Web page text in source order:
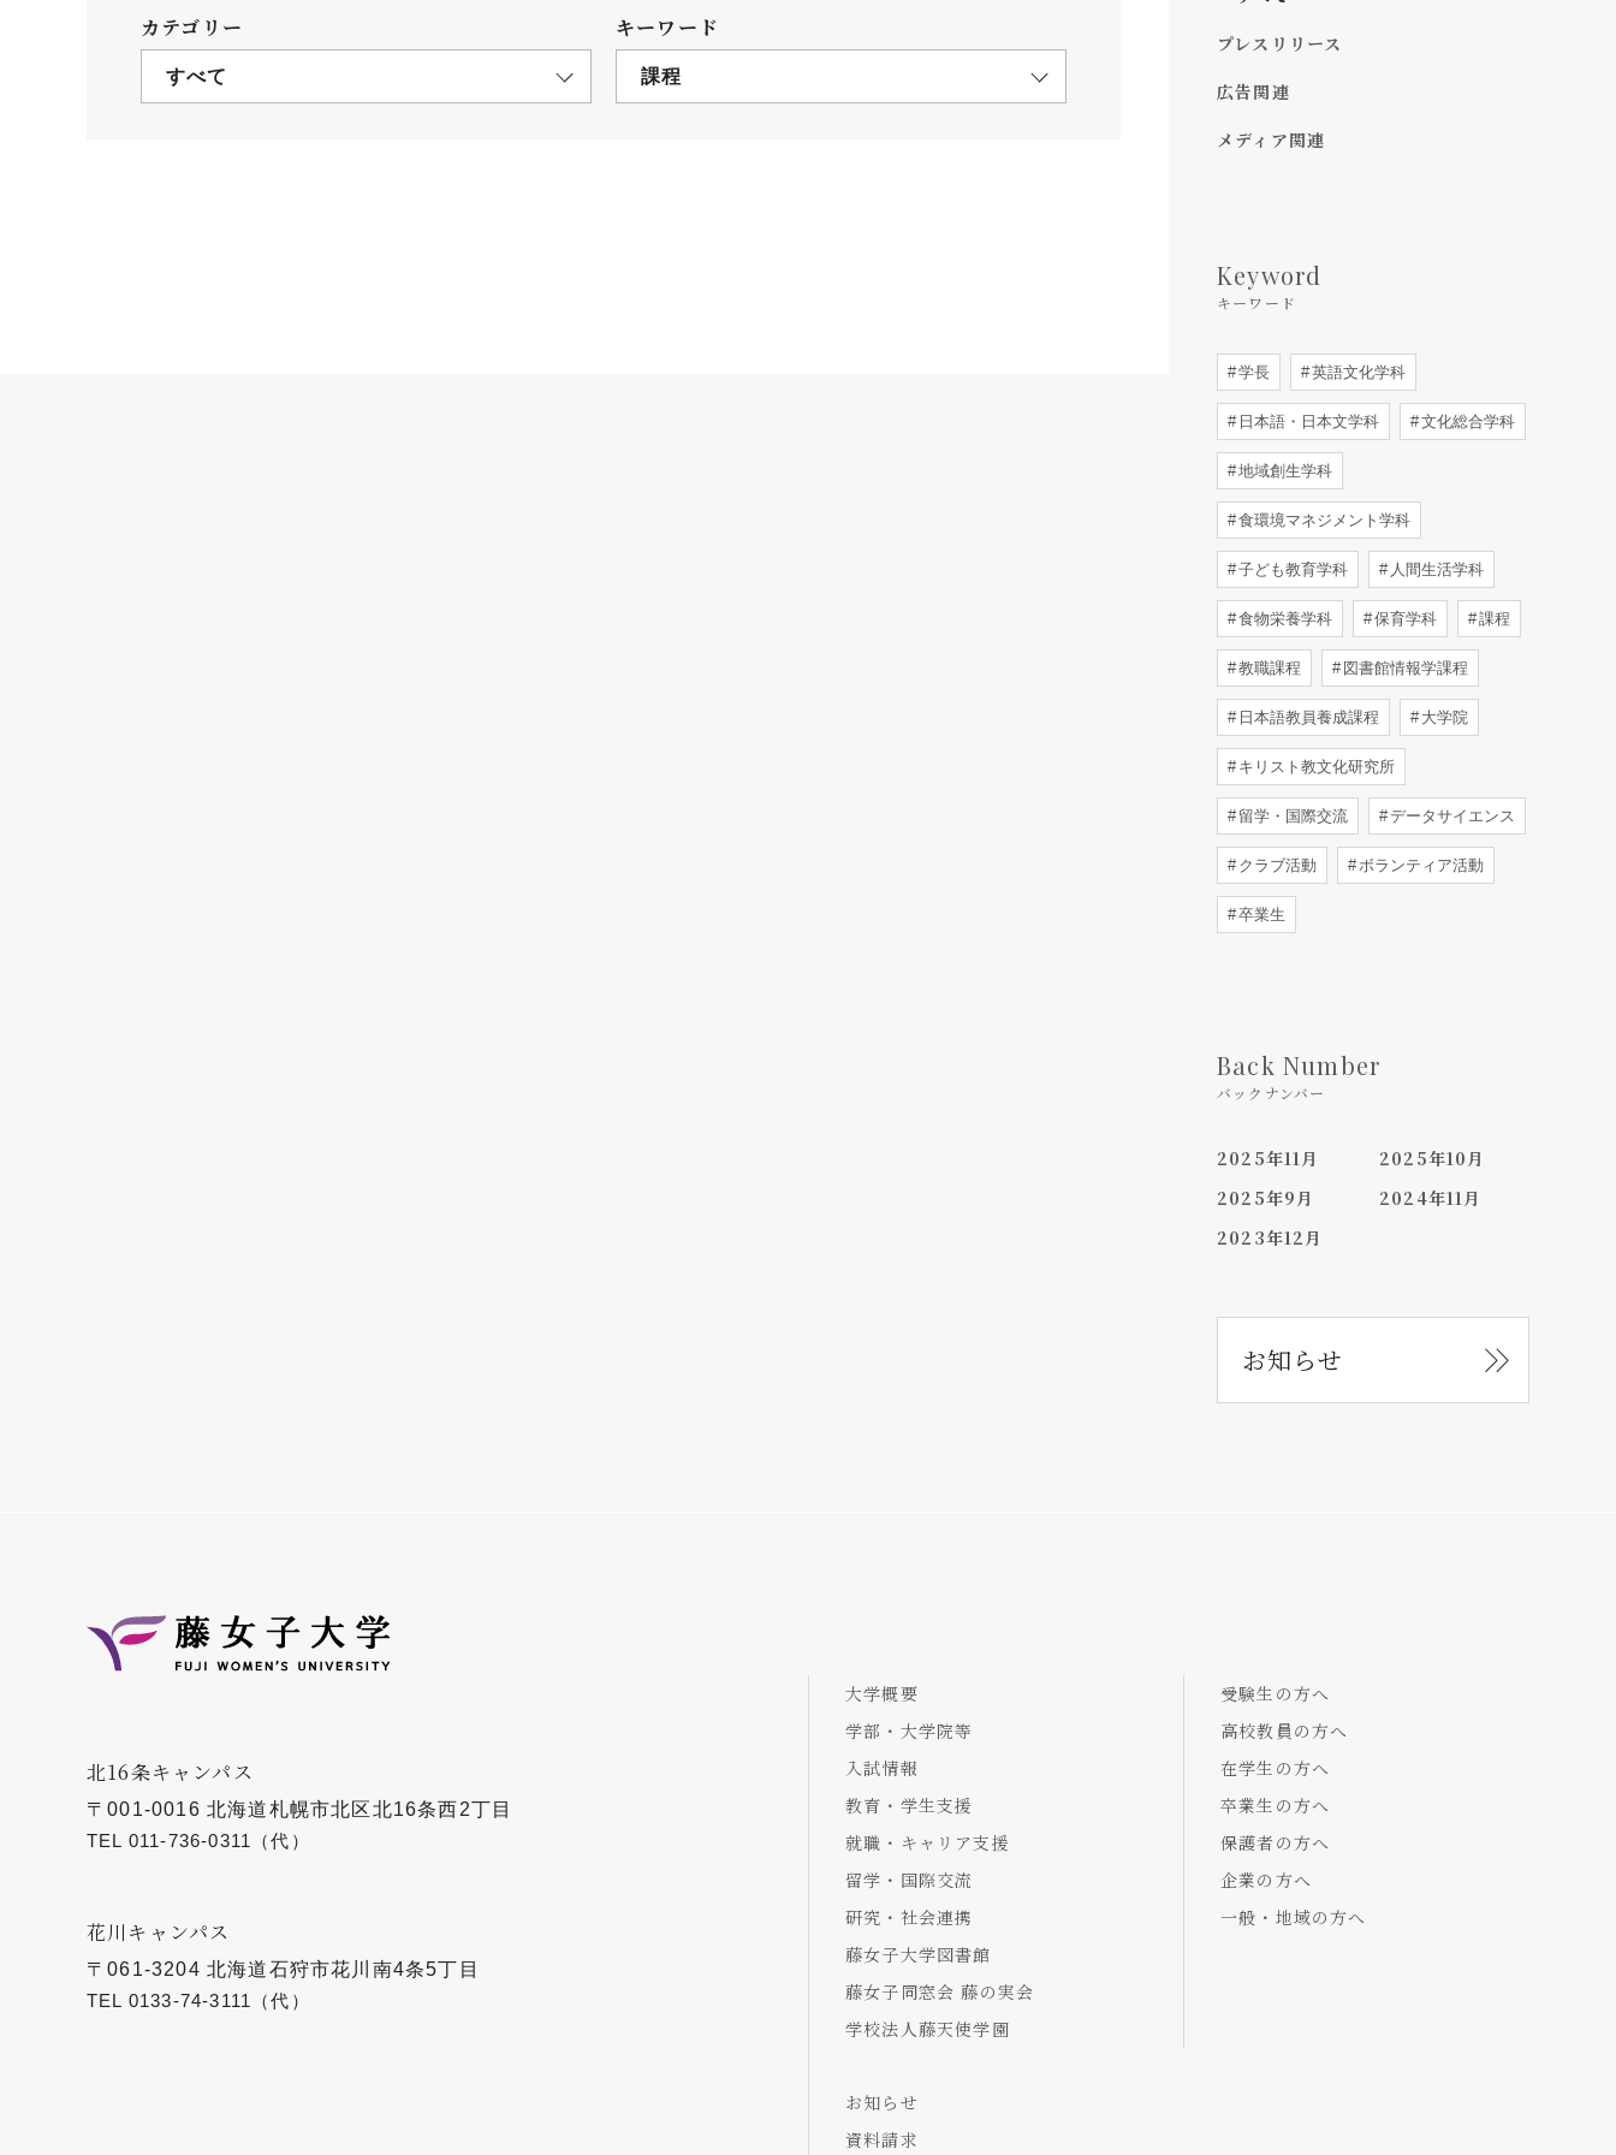
３Dパノラマビュー
カテゴリー
すべて
キーワード
課程
プレスリリース
広告関連
メディア関連
Keyword
キーワード
学長 英語文化学科
日本語・日本文学科 文化総合学科
地域創生学科
食環境マネジメント学科
子ども教育学科 人間生活学科
食物栄養学科 保育学科 課程
教職課程 図書館情報学課程
日本語教員養成課程 大学院
キリスト教文化研究所
留学・国際交流 データサイエンス
クラブ活動 ボランティア活動
卒業生
Back Number
バックナンバー
2025年11月
2025年10月
2025年9月
2024年11月
2023年12月
お知らせ
北16条キャンパス
〒001-0016 北海道札幌市北区北16条西2丁目
TEL 011-736-0311 （代）
花川キャンパス
〒061-3204 北海道石狩市花川南4条5丁目
TEL 0133-74-3111 （代）
大学概要
学部・大学院等
入試情報
教育・学生支援
就職・キャリア支援
留学・国際交流
研究・社会連携
藤女子大学図書館
藤女子同窓会 藤の実会
学校法人藤天使学園
受験生の方へ
高校教員の方へ
在学生の方へ
卒業生の方へ
保護者の方へ
企業の方へ
一般・地域の方へ
お知らせ
資料請求